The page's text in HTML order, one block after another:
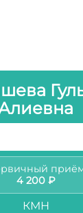
4 200 ₽
КМН